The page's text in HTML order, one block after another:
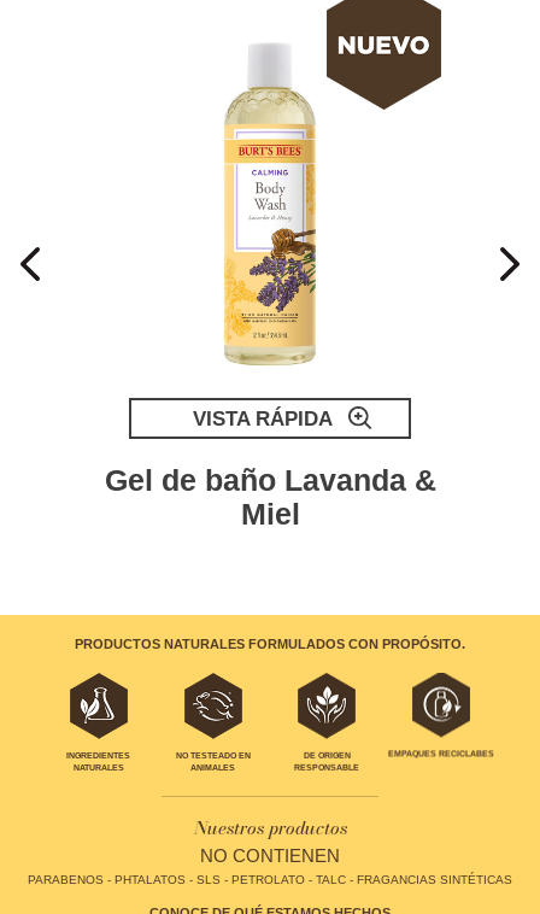
VISTA RÁPIDA
Gel de baño Lavanda &
Miel
PRODUCTOS NATURALES FORMULADOS CON PROPÓSITO.
INGREDIENTES
NATURALES
NO TESTEADO EN
ANIMALES
DE ORIGEN
RESPONSABLE
EMPAQUES RECICLABES
Nuestros productos
NO CONTIENEN
PARABENOS - PHTALATOS - SLS - PETROLATO - TALC - FRAGANCIAS SINTÉTICAS